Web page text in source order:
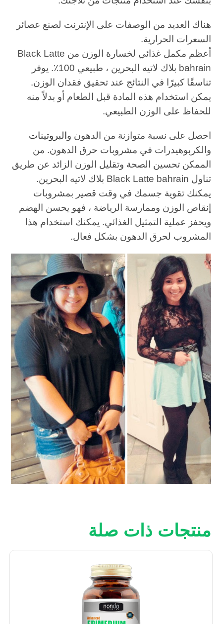
هناك العديد من الوصفات على الإنترنت لصنع عصائر
السعرات الحرارية.
أعظم مكمل غذائي لخسارة الوزن من Black Latte
bahrain بلاك لاتيه البحرين ، طبيعي 100٪. يوفر
تناسقًا كبيرًا في النتائج عند تحقيق فقدان الوزن.
يمكن استخدام هذه المادة قبل الطعام أو بدلاً منه
للحفاظ على الوزن الطبيعي.
احصل على نسبة متوازنة من الدهون والبروتينات
والكربوهيدرات في مشروبات حرق الدهون. من
الممكن تحسين الصحة وتقليل الوزن الزائد عن طريق
تناول Black Latte bahrain بلاك لاتيه البحرين.
يمكنك تقوية جسمك في وقت قصير بمشروبات
إنقاص الوزن وممارسة الرياضة ، فهو يحسن الهضم
ويحفز عملية التمثيل الغذائي. يمكنك استخدام هذا
المشروب لحرق الدهون بشكل فعال.
منتجات ذات صلة